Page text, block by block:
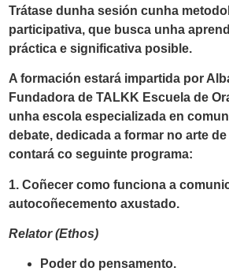
Trátase dunha sesión cunha
participativa, que busca unha
práctica e significativa posible.
A formación estará impartida por
Fundadora de TALKK Escuela de
unha escola especializada en
debate, dedicada a formar no arte
contará co seguinte programa:
1. Coñecer como funciona a
autocoñecemento axustado.
Relator (Ethos)
Poder do pensamento.